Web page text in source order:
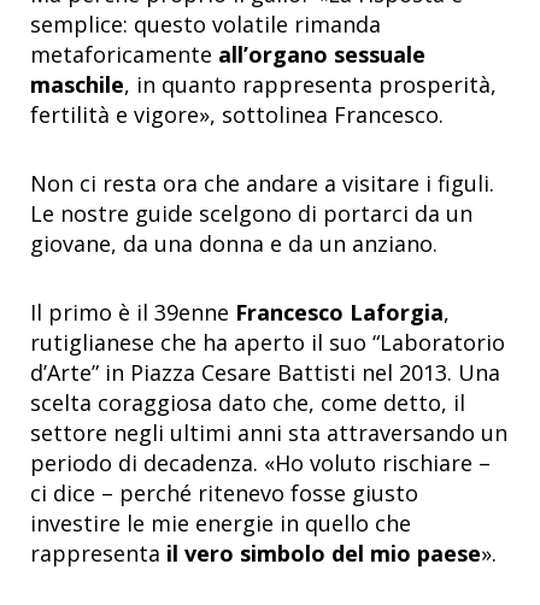
semplice: questo volatile rimanda
metaforicamente all’organo sessuale
maschile, in quanto rappresenta prosperità,
fertilità e vigore», sottolinea Francesco.
Non ci resta ora che andare a visitare i figuli.
Le nostre guide scelgono di portarci da un
giovane, da una donna e da un anziano.
Il primo è il 39enne Francesco Laforgia,
rutiglianese che ha aperto il suo “Laboratorio
d’Arte” in Piazza Cesare Battisti nel 2013. Una
scelta coraggiosa dato che, come detto, il
settore negli ultimi anni sta attraversando un
periodo di decadenza. «Ho voluto rischiare –
ci dice – perché ritenevo fosse giusto
investire le mie energie in quello che
rappresenta il vero simbolo del mio paese».